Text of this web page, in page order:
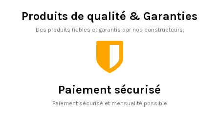
Produits de qualité & Garanties
Des produits fiables et garantis par nos constructeurs.
Paiement sécurisé
Paiement sécurisé et mensualité possible